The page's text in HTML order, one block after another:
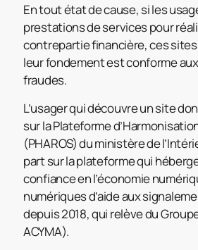
En tout état de cause, si les
prestations de services pour
contrepartie financière, ces
leur fondement est conforme
fraudes.
L’usager qui découvre un site
sur la Plateforme
(PHAROS) du ministère de
part sur la plateforme qui
confiance en l’économie
numériques d’aide aux
depuis 2018, qui relève du
ACYMA).